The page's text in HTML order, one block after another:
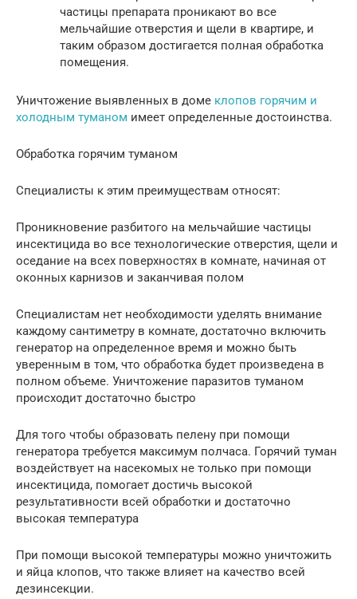
частицы препарата проникают во все
мельчайшие отверстия и щели в квартире, и
таким образом достигается полная обработка
помещения.
Уничтожение выявленных в доме клопов горячим и
холодным туманом имеет определенные достоинства.
Обработка горячим туманом
Специалисты к этим преимуществам относят:
Проникновение разбитого на мельчайшие частицы
инсектицида во все технологические отверстия, щели и
оседание на всех поверхностях в комнате, начиная от
оконных карнизов и заканчивая полом
Специалистам нет необходимости уделять внимание
каждому сантиметру в комнате, достаточно включить
генератор на определенное время и можно быть
уверенным в том, что обработка будет произведена в
полном объеме. Уничтожение паразитов туманом
происходит достаточно быстро
Для того чтобы образовать пелену при помощи
генератора требуется максимум полчаса. Горячий туман
воздействует на насекомых не только при помощи
инсектицида, помогает достичь высокой
результативности всей обработки и достаточно
высокая температура
При помощи высокой температуры можно уничтожить
и яйца клопов, что также влияет на качество всей
дезинсекции.